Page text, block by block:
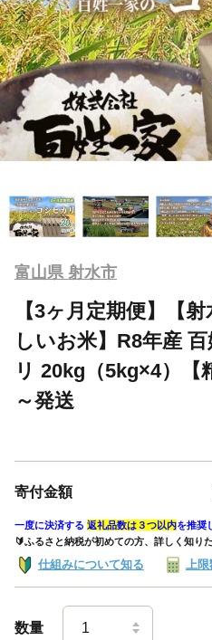
富山県 射水市
【3ヶ月定期便】【
しいお米】R8年産
リ 20kg（5kg×4）【
～発送
寄付金額
一度に決済する 返礼品数は３つ以内を推奨
🔰ふるさと納税が初めての方、詳しく知り
仕組みについて知る 上
数量